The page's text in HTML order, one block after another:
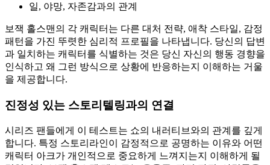
일, 야망, 자존감과의 관계
보잭 홀스맨의 각 캐릭터는 다른 대처 전략, 애착 스타일, 감정
패턴을 가진 뚜렷한 심리적 프로필을 나타냅니다. 당신의 답변
과 일치하는 캐릭터를 식별하는 것은 당신 자신의 행동 경향을
인식하고 왜 그런 방식으로 상황에 반응하는지 이해하는 거울
을 제공합니다.
진정성 있는 스토리텔링과의 연결
시리즈 팬들에게 이 테스트는 쇼의 내러티브와의 관계를 깊게
합니다. 특정 스토리라인이 감정적으로 공명하는 이유와 어떤
캐릭터 아크가 개인적으로 중요하게 느껴지는지 이해하게 될